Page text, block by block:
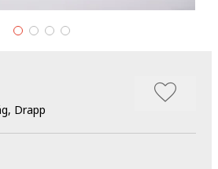
Drapp